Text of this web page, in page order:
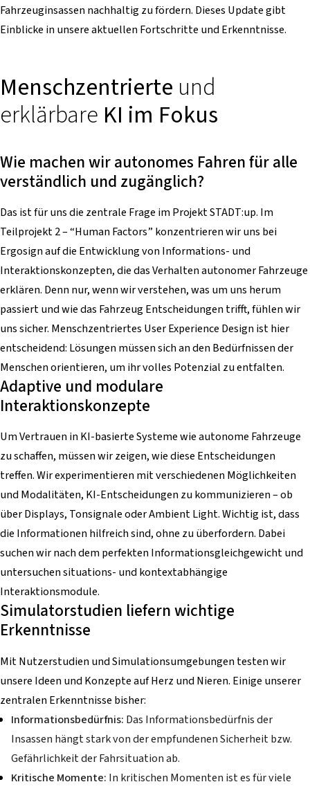
Fahrzeuginsassen nachhaltig zu fördern. Dieses Update gibt
Einblicke in unsere aktuellen Fortschritte und Erkenntnisse.
Menschzentrierte und
erklärbare KI im Fokus
Wie machen wir autonomes Fahren für alle
verständlich und zugänglich?
Das ist für uns die zentrale Frage im Projekt STADT:up. Im
Teilprojekt 2 – “Human Factors” konzentrieren wir uns bei
Ergosign auf die Entwicklung von Informations- und
Interaktionskonzepten, die das Verhalten autonomer Fahrzeuge
erklären. Denn nur, wenn wir verstehen, was um uns herum
passiert und wie das Fahrzeug Entscheidungen trifft, fühlen wir
uns sicher. Menschzentriertes User Experience Design ist hier
entscheidend: Lösungen müssen sich an den Bedürfnissen der
Menschen orientieren, um ihr volles Potenzial zu entfalten.
Adaptive und modulare
Interaktionskonzepte
Um Vertrauen in KI-basierte Systeme wie autonome Fahrzeuge
zu schaffen, müssen wir zeigen, wie diese Entscheidungen
treffen. Wir experimentieren mit verschiedenen Möglichkeiten
und Modalitäten, KI-Entscheidungen zu kommunizieren – ob
über Displays, Tonsignale oder Ambient Light. Wichtig ist, dass
die Informationen hilfreich sind, ohne zu überfordern. Dabei
suchen wir nach dem perfekten Informationsgleichgewicht und
untersuchen situations- und kontextabhängige
Interaktionsmodule.
Simulatorstudien liefern wichtige
Erkenntnisse
Mit Nutzerstudien und Simulationsumgebungen testen wir
unsere Ideen und Konzepte auf Herz und Nieren. Einige unserer
zentralen Erkenntnisse bisher:
Informationsbedürfnis: Das Informationsbedürfnis der
Insassen hängt stark von der empfundenen Sicherheit bzw.
Gefährlichkeit der Fahrsituation ab.
Kritische Momente: In kritischen Momenten ist es für viele